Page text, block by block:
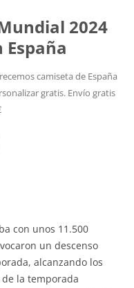
2024
camiseta de España
gratis. Envío gratis
con unos 11.500
un descenso
alcanzando los
la temporada